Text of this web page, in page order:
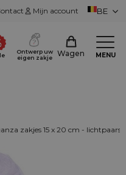
Mijn account BE
Ontwerp uw
eigen zakje
Wagen MENU
zakjes 15 x 20 cm - lichtpaars